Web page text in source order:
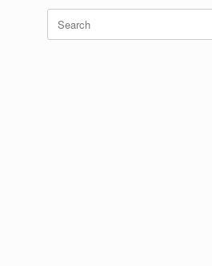
Search
for: